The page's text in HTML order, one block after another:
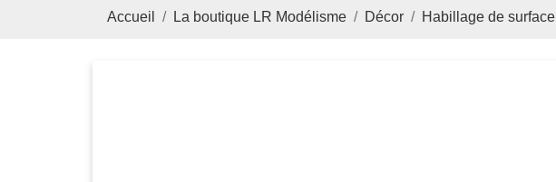
Accueil La boutique LR Modélisme Décor Habillage de surface